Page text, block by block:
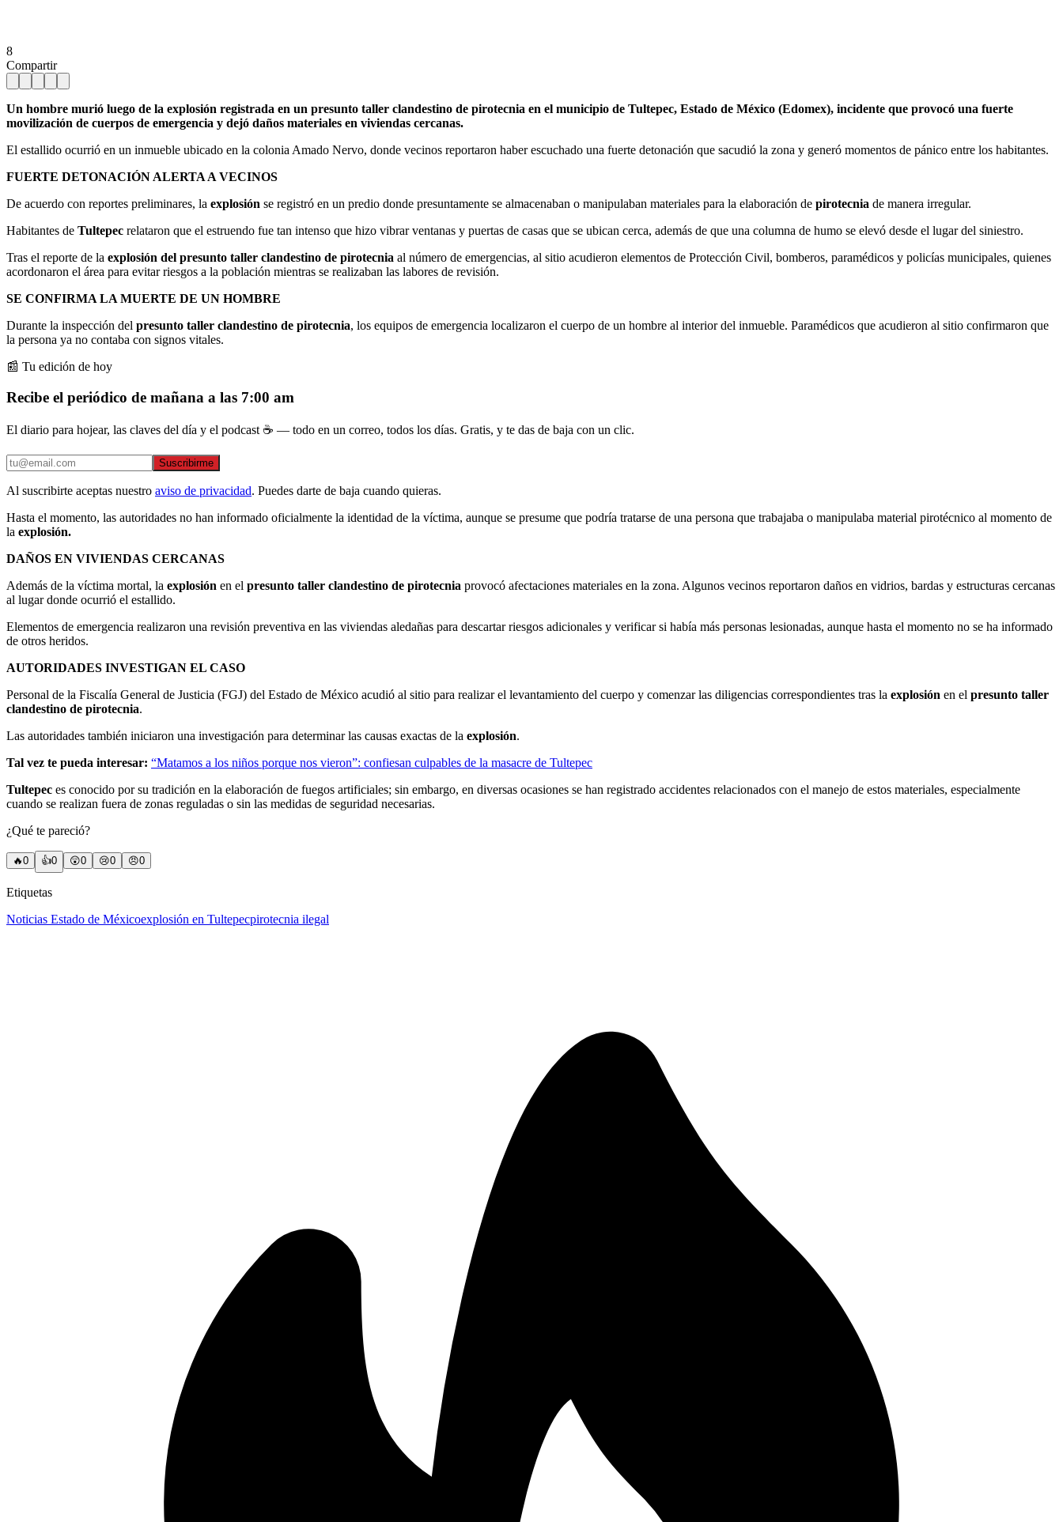
8
Compartir
Un hombre murió luego de la explosión registrada en un presunto taller clandestino de pirotecnia en el municipio de Tultepec, Estado de México (Edomex), incidente que provocó una fuerte
movilización de cuerpos de emergencia y dejó daños materiales en viviendas cercanas.
El estallido ocurrió en un inmueble ubicado en la colonia Amado Nervo, donde vecinos reportaron haber escuchado una fuerte detonación que sacudió la zona y generó momentos de pánico entre los habitantes.
FUERTE DETONACIÓN ALERTA A VECINOS
De acuerdo con reportes preliminares, la explosión se registró en un predio donde presuntamente se almacenaban o manipulaban materiales para la elaboración de pirotecnia de manera irregular.
Habitantes de Tultepec relataron que el estruendo fue tan intenso que hizo vibrar ventanas y puertas de casas que se ubican cerca, además de que una columna de humo se elevó desde el lugar del siniestro.
Tras el reporte de la explosión del presunto taller clandestino de pirotecnia al número de emergencias, al sitio acudieron elementos de Protección Civil, bomberos, paramédicos y policías municipales, quienes
acordonaron el área para evitar riesgos a la población mientras se realizaban las labores de revisión.
SE CONFIRMA LA MUERTE DE UN HOMBRE
Durante la inspección del presunto taller clandestino de pirotecnia, los equipos de emergencia localizaron el cuerpo de un hombre al interior del inmueble. Paramédicos que acudieron al sitio confirmaron que
la persona ya no contaba con signos vitales.
📰 Tu edición de hoy
Recibe el periódico de mañana a las 7:00 am
El diario para hojear, las claves del día y el podcast ☕ — todo en un correo, todos los días. Gratis, y te das de baja con un clic.
Suscribirme
Al suscribirte aceptas nuestro aviso de privacidad. Puedes darte de baja cuando quieras.
Hasta el momento, las autoridades no han informado oficialmente la identidad de la víctima, aunque se presume que podría tratarse de una persona que trabajaba o manipulaba material pirotécnico al momento de
la explosión.
DAÑOS EN VIVIENDAS CERCANAS
Además de la víctima mortal, la explosión en el presunto taller clandestino de pirotecnia provocó afectaciones materiales en la zona. Algunos vecinos reportaron daños en vidrios, bardas y estructuras cercanas
al lugar donde ocurrió el estallido.
Elementos de emergencia realizaron una revisión preventiva en las viviendas aledañas para descartar riesgos adicionales y verificar si había más personas lesionadas, aunque hasta el momento no se ha informado
de otros heridos.
AUTORIDADES INVESTIGAN EL CASO
Personal de la Fiscalía General de Justicia (FGJ) del Estado de México acudió al sitio para realizar el levantamiento del cuerpo y comenzar las diligencias correspondientes tras la explosión en el presunto taller
clandestino de pirotecnia.
Las autoridades también iniciaron una investigación para determinar las causas exactas de la explosión.
Tal vez te pueda interesar: “Matamos a los niños porque nos vieron”: confiesan culpables de la masacre de Tultepec
Tultepec es conocido por su tradición en la elaboración de fuegos artificiales; sin embargo, en diversas ocasiones se han registrado accidentes relacionados con el manejo de estos materiales, especialmente
cuando se realizan fuera de zonas reguladas o sin las medidas de seguridad necesarias.
¿Qué te pareció?
🔥0 👍0 😲0 😢0 😠0
Etiquetas
Noticias Estado de Méxicoexplosión en Tultepecpirotecnia ilegal